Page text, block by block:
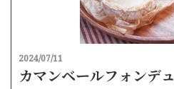
2024/07/11
カマンベールフォンデュ